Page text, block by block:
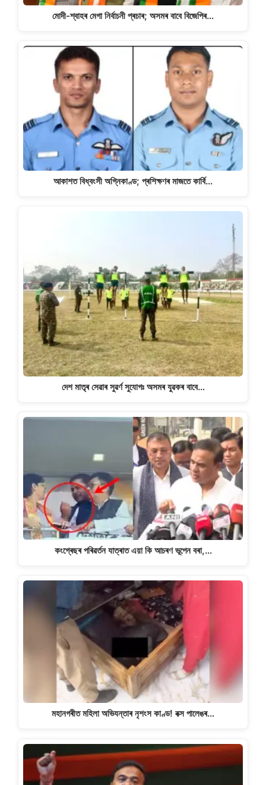
মোদী-শ্বাহৰ মেগা নিৰ্বাচনী প্ৰচাৰ; অসমৰ বাবে বিজেপিৰ…
আকাশত বিধ্বংসী অগ্নিকাণ্ড; প্ৰশিক্ষণৰ মাজতে কাৰ্বি…
দেশ মাতৃৰ সেৱাৰ সুৱৰ্ণ সুযোগঃ অসমৰ যুৱকৰ বাবে…
কংগ্ৰেছৰ পৰিৱৰ্তন যাত্ৰাত এয়া কি আচৰণ ভূপেন বৰা,…
মহানগৰীত মহিলা অভিযন্তাৰ নৃশংস কাণ্ড! বক্স পালেঙৰ…